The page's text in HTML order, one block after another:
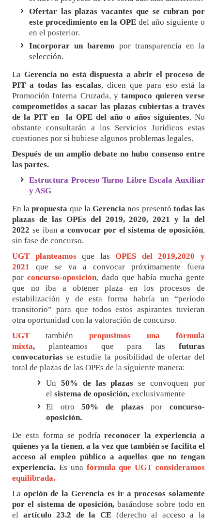
Ofertar las plazas vacantes que se cubran por
este procedimiento en la OPE del año siguiente o
en el posterior.
Incorporar un baremo por transparencia en la
selección.
La Gerencia no está dispuesta a abrir el proceso de
PIT a todas las escalas, dicen que para eso está la
Promoción Interna Cruzada, ytampoco quieren verse
comprometidos a sacar las plazas cubiertas a través
de la PIT en la OPE del año o años siguientes. No
obstante consultarán a los Servicios Jurídicos estas
cuestiones por si hubiese algunos problemas legales.
Después de un amplio debate no hubo consenso entre
las partes.
Estructura Proceso Turno Libre Escala Auxiliar
y ASG
En lapropuesta que laGerencia nos presentó todas las
plazas de las OPEs del 2019, 2020, 2021 y la del
2022 se iban a convocar por el sistema de oposición,
sin fase de concurso.
UGT planteamos
que las
OPES del 2019,2020 y
2021 que se va a convocar próximamente fuera
por concurso-oposición,dado que había mucha gente
que no iba a obtener plaza en los procesos de
estabilización y de esta forma habría un “período
transitorio” para que todos estos aspirantes tuvieran
otra oportunidad con la valoración de concurso.
UGT también propusimos una fórmula
mixta, planteamos que para las futuras
convocatorias se estudie la posibilidad de ofertar del
total de plazas de las OPEs de la siguiente manera:
Un 50% de las plazas se convoquen por
el sistema de oposición, exclusivamente
El otro50% de plazaspor concurso-
oposición.
De esta forma se podríareconocer la experiencia a
quienes ya la tienen,a la vez que también se facilita el
acceso al empleo público a aquellos que no tengan
experiencia. Es una fórmula que UGT consideramos
equilibrada.
Laopción de la Gerencia es ir a procesos solamente
por el sistema de oposición, basándose sobre todo en
el artículo 23.2 de la CE (derecho al acceso a la